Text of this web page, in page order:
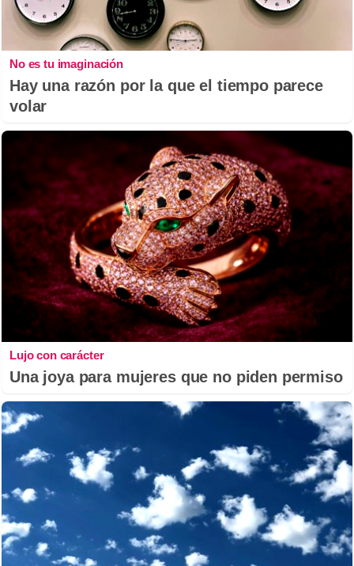
No es tu imaginación
Hay una razón por la que el tiempo parece
volar
Lujo con carácter
Una joya para mujeres que no piden permiso